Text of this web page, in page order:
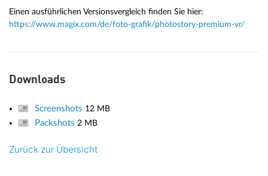
Einen ausführlichen Versionsvergleich finden Sie hier:
https://www.magix.com/de/foto-grafik/photostory-premium-vr/
Downloads
Screenshots 12 MB
Packshots2 MB
Zurück zur Übersicht